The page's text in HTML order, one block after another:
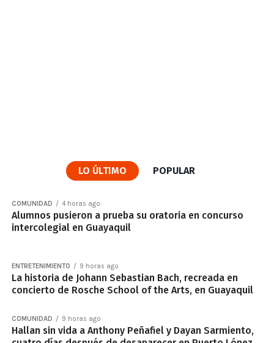
LO ÚLTIMO POPULAR
COMUNIDAD 4 horas ago
Alumnos pusieron a prueba su oratoria en concurso
intercolegial en Guayaquil
ENTRETENIMIENTO 9 horas ago
La historia de Johann Sebastian Bach, recreada en
concierto de Rosche School of the Arts, en Guayaquil
COMUNIDAD 9 horas ago
Hallan sin vida a Anthony Peñafiel y Dayan Sarmiento,